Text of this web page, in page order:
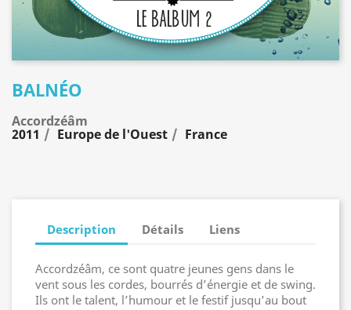
BALNÉO
Accordzéâm
2011 Europe de l'Ouest France
Description Détails Liens
Accordzéâm, ce sont quatre jeunes gens dans le
vent sous les cordes, bourrés d’énergie et de swing.
Ils ont le talent, l’humour et le festif jusqu’au bout